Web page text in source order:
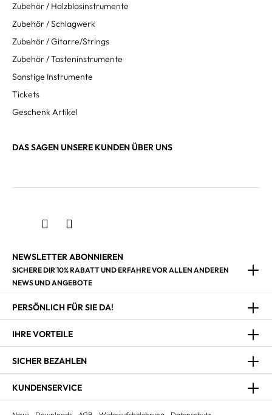
Zubehör / Holzblasinstrumente
Zubehör / Schlagwerk
Zubehör / Gitarre/Strings
Zubehör / Tasteninstrumente
Sonstige Instrumente
Tickets
Geschenk Artikel
DAS SAGEN UNSERE KUNDEN ÜBER UNS
NEWSLETTER ABONNIEREN
SICHERE DIR 10% RABATT UND ERFAHRE VOR ALLEN ANDEREN
NEWS UND ANGEBOTE
PERSÖNLICH FÜR SIE DA!
IHRE VORTEILE
SICHER BEZAHLEN
KUNDENSERVICE